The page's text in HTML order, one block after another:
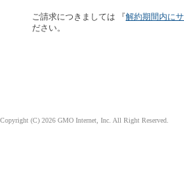
ご請求につきましては 『解約期間内に
ださい。
Copyright (C) 2026 GMO Internet, Inc. All Right Reserved.